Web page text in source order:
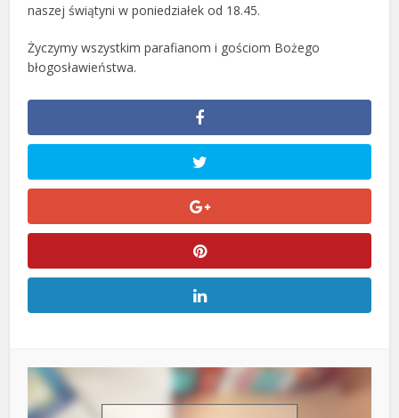
naszej świątyni w poniedziałek od 18.45.
Życzymy wszystkim parafianom i gościom Bożego
błogosławieństwa.